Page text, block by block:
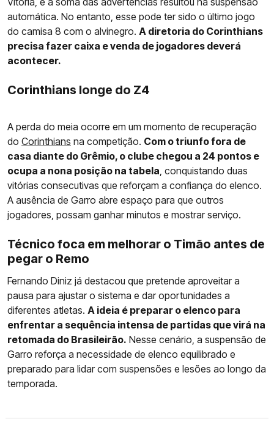
automática. No entanto, esse pode ter sido o último jogo
do camisa 8 com o alvinegro. A diretoria do Corinthians
precisa fazer caixa e venda de jogadores deverá
acontecer.
Corinthians longe do Z4
A perda do meia ocorre em um momento de recuperação
do Corinthians na competição. Com o triunfo fora de
casa diante do Grêmio, o clube chegou a 24 pontos e
ocupa a nona posição na tabela, conquistando duas
vitórias consecutivas que reforçam a confiança do elenco.
A ausência de Garro abre espaço para que outros
jogadores, possam ganhar minutos e mostrar serviço.
Técnico foca em melhorar o Timão antes de
pegar o Remo
Fernando Diniz já destacou que pretende aproveitar a
pausa para ajustar o sistema e dar oportunidades a
diferentes atletas. A ideia é preparar o elenco para
enfrentar a sequência intensa de partidas que virá na
retomada do Brasileirão. Nesse cenário, a suspensão de
Garro reforça a necessidade de elenco equilibrado e
preparado para lidar com suspensões e lesões ao longo da
temporada.